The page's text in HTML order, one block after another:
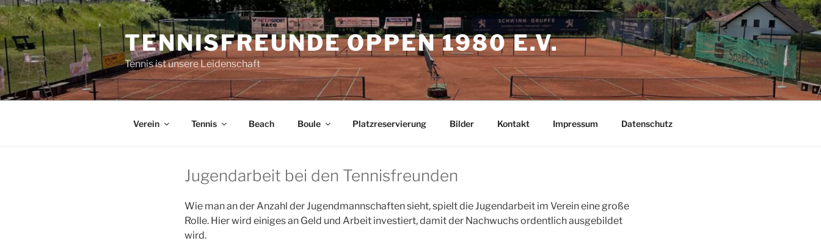
Zum
Inhalt
springen
TENNISFREUNDE OPPEN 1980 E.V.
Tennis ist unsere Leidenschaft
Verein Tennis Beach Boule Platzreservierung Bilder Kontakt Impressum Datenschutz
Jugendarbeit bei den Tennisfreunden
Wie man an der Anzahl der Jugendmannschaften sieht, spielt die Jugendarbeit im Verein eine große
Rolle. Hier wird einiges an Geld und Arbeit investiert, damit der Nachwuchs ordentlich ausgebildet
wird.